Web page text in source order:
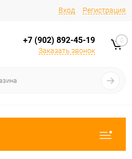
Вход Регистрация
+7 (902) 892-45-19
Заказать звонок
0